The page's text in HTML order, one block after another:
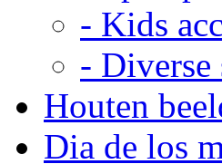
- Kids
- Diverse
Houten
Dia de los